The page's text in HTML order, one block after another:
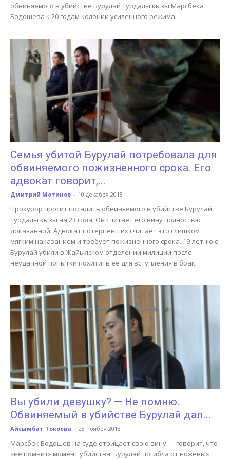
обвиняемого в убийстве Бурулай Турдалы кызы Марсбека
Бодошева к 20 годам колонии усиленного режима.
Семья убитой Бурулай потребовала для
обвиняемого пожизненного срока. Его
адвокат говорит,...
Дмитрий Мотинов - 10 декабря 2018
Прокурор просит посадить обвиняемого в убийстве Бурулай
Турдалы кызы на 23 года. Он считает его вину полностью
доказанной. Адвокат потерпевших считает это слишком
мягким наказанием и требует пожизненного срока. 19-летнюю
Бурулай убили в Жайылском отделении милиции после
неудачной попытки похитить ее для вступления в брак.
Вы убили девушку? — Не помню.
Обвиняемый в убийстве Бурулай дал...
Айсымбат Токоева - 28 ноября 2018
Марсбек Бодошев на суде отрицает свою вину — говорит, что
«не помнит» момент убийства. Бурулай погибла от ножевых